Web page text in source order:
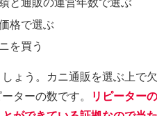
と通販の運営年数で選ぶ
格で選ぶ
を買う
ょう。カニ通販を選ぶ上で
ターの数です。
リピーター